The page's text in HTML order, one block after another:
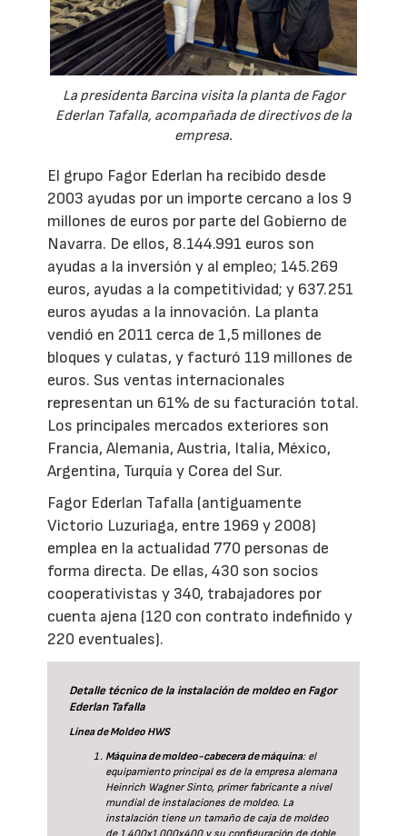
La presidenta Barcina visita la planta de Fagor
Ederlan Tafalla, acompañada de directivos de la
empresa.
El grupo Fagor Ederlan ha recibido desde
2003 ayudas por un importe cercano a los 9
millones de euros por parte del Gobierno de
Navarra. De ellos, 8.144.991 euros son
ayudas a la inversión y al empleo; 145.269
euros, ayudas a la competitividad; y 637.251
euros ayudas a la innovación. La planta
vendió en 2011 cerca de 1,5 millones de
bloques y culatas, y facturó 119 millones de
euros. Sus ventas internacionales
representan un 61% de su facturación total.
Los principales mercados exteriores son
Francia, Alemania, Austria, Italia, México,
Argentina, Turquía y Corea del Sur.
Fagor Ederlan Tafalla (antiguamente
Victorio Luzuriaga, entre 1969 y 2008)
emplea en la actualidad 770 personas de
forma directa. De ellas, 430 son socios
cooperativistas y 340, trabajadores por
cuenta ajena (120 con contrato indefinido y
220 eventuales).
Detalle técnico de la instalación de moldeo en Fagor
Ederlan Tafalla
Línea de Moldeo HWS
Máquina de moldeo-cabecera de máquina: el
equipamiento principal es de la empresa alemana
Heinrich Wagner Sinto, primer fabricante a nivel
mundial de instalaciones de moldeo. La
instalación tiene un tamaño de caja de moldeo